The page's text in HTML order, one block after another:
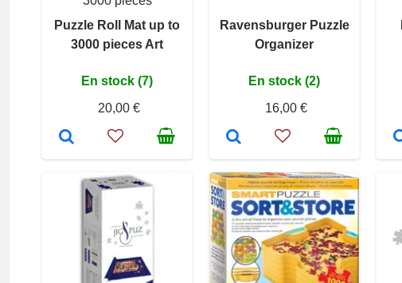
Puzzle Roll Mat up to
3000 pieces Art
En stock (7)
20,00 €
Ravensburger Puzzle
Organizer
En stock (2)
16,00 €